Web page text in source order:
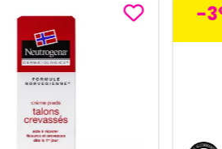
-3